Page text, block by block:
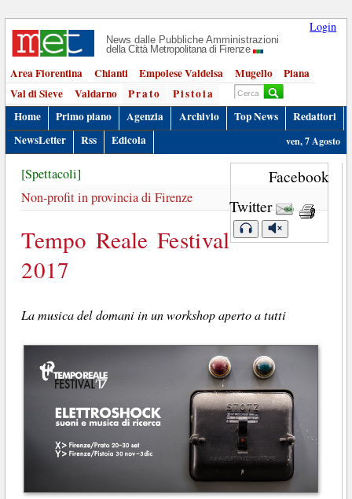
Login
News dalle Pubbliche Amministrazioni
della Città Metropolitana di Firenze
Area Fiorentina Chianti Empolese Valdelsa Mugello
Piana
Val di Sieve
Valdarno Prato
Pistoia
Home
Primo piano Agenzia Archivio Top News
Redattori
NewsLetter
Rss Edicola ven, 7 Agosto
Facebook
Twitter
[Spettacoli]
Non-profit in provincia di Firenze
Tempo Reale Festival
2017
La musica del domani in un workshop aperto a tutti